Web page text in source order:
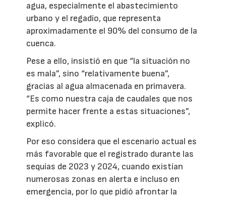
agua, especialmente el abastecimiento
urbano y el regadío, que representa
aproximadamente el 90% del consumo de la
cuenca.
Pese a ello, insistió en que “la situación no
es mala”, sino “relativamente buena”,
gracias al agua almacenada en primavera.
“Es como nuestra caja de caudales que nos
permite hacer frente a estas situaciones”,
explicó.
Por eso considera que el escenario actual es
más favorable que el registrado durante las
sequías de 2023 y 2024, cuando existían
numerosas zonas en alerta e incluso en
emergencia, por lo que pidió afrontar la